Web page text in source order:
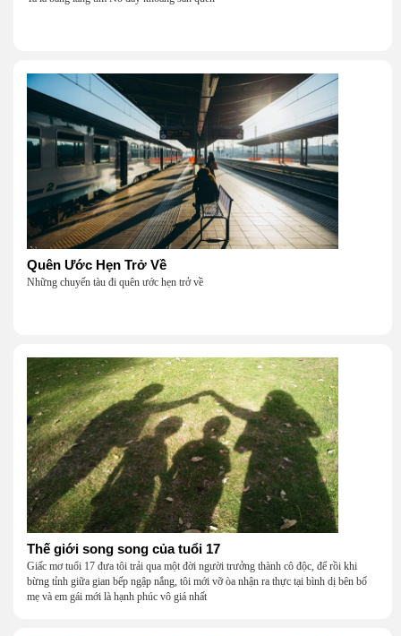
Quên Ước Hẹn Trở Về
Những chuyến tàu đi quên ước hẹn trở về
Thế giới song song của tuổi 17
Giấc mơ tuổi 17 đưa tôi trải qua một đời người trưởng thành cô độc, để rồi khi
bừng tỉnh giữa gian bếp ngập nắng, tôi mới vỡ òa nhận ra thực tại bình dị bên bố
mẹ và em gái mới là hạnh phúc vô giá nhất